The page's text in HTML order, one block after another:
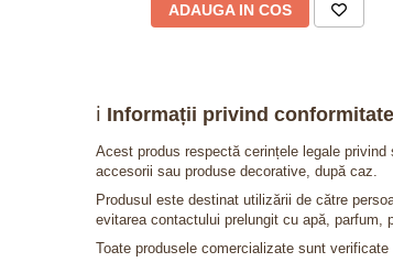
ADAUGA IN COS
ℹ️ Informații privind
Acest produs respectă cerințele legale
accesorii sau produse decorative, după caz.
Produsul este destinat utilizării de către
evitarea contactului prelungit cu apă, parfum,
Toate produsele comercializate sunt